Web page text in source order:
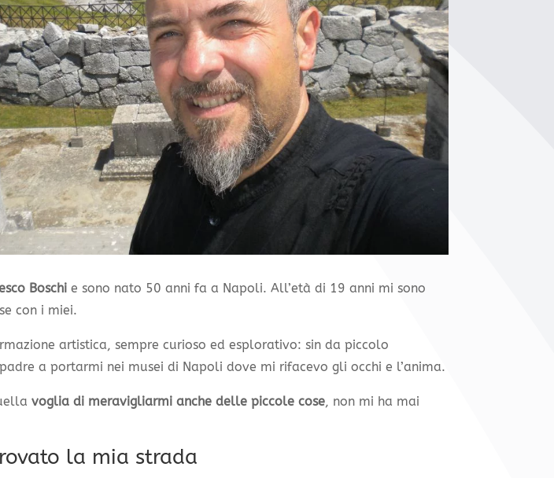
Boschie sono nato 50 anni fa a Napoli. All’età di 19 anni mi sono
con i miei.
artistica, sempre curioso ed esplorativo: sin da piccolo
a portarmi nei musei di Napoli dove mi rifacevo gli occhi e l’anima.
voglia di meravigliarmi anche delle piccole cose, non mi ha mai
la mia strada